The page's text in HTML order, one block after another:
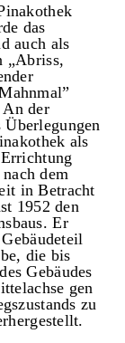
das
auch als
„Abriss,
der
als
dem
in Betracht
1952 den
Er
die bis
Gebäudes
gen
zu